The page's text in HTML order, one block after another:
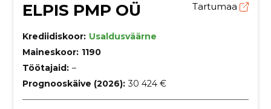
ELPIS PMP OÜ Tartumaa
Krediidiskoor: Usaldusväärne
Maineskoor: 1190
Töötajaid: –
Prognooskäive (2026): 30 424 €